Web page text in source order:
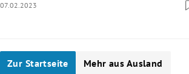
07.02.2023
Zur Startseite Mehr aus Ausland